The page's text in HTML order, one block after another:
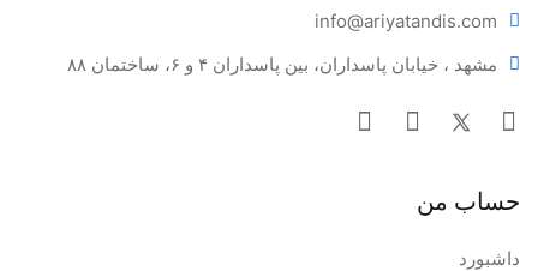
info@ariyatandis.com
مشهد ، خیابان پاسداران، بین پاسداران ۴ و ۶، ساختمان ۸۸
حساب من
داشبورد